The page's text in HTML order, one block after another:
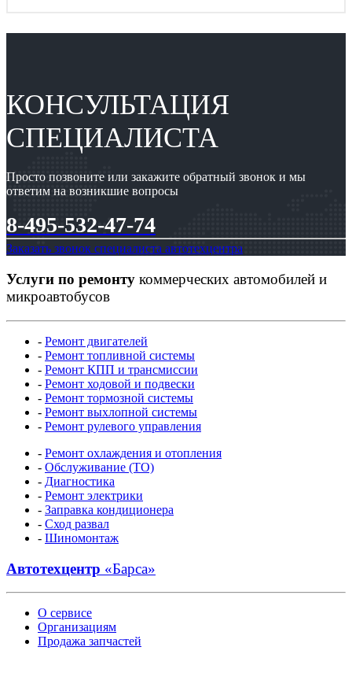
КОНСУЛЬТАЦИЯ
СПЕЦИАЛИСТА
Просто позвоните или закажите обратный звонок и мы
ответим на возникшие вопросы
8-495-532-47-74
Заказать звонок специалиста автотехцентра
Услуги по ремонту коммерческих автомобилей и
микроавтобусов
- Ремонт двигателей
- Ремонт топливной системы
- Ремонт КПП и трансмиссии
- Ремонт ходовой и подвески
- Ремонт тормозной системы
- Ремонт выхлопной системы
- Ремонт рулевого управления
- Ремонт охлаждения и отопления
- Обслуживание (ТО)
- Диагностика
- Ремонт электрики
- Заправка кондиционера
- Сход развал
- Шиномонтаж
Автотехцентр «Барса»
О сервисе
Организациям
Продажа запчастей